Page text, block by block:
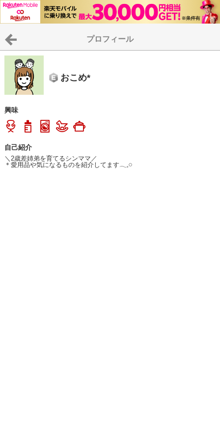
プロフィール
おこめ*
興味
自己紹介
＼2歳差姉弟を育てるシンママ／
＊愛用品や気になるものを紹介してます𓂃𓈒𓏸︎︎︎︎